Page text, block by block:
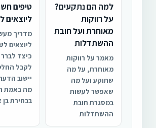
למה הם נתקעים?
על רווקות
מאוחרת ועל חובת
ההשתדלות
מאמר על רווקות
מאוחרת, על מה
שתוקע ועל מה
שאפשר לעשות
במסגרת חובת
ההשתדלות
טיפים
ליוצאים
מדריך
ליוצאים
כיצד לברר
לקבל
יישוב
מה באמת
בבחירת בן